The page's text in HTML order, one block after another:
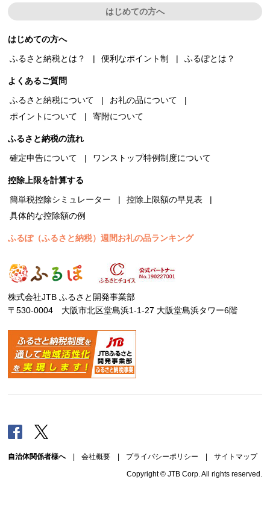
はじめての方へ
はじめての方へ
ふるさと納税とは？
便利なポイント制 ふるぽとは？
よくあるご質問
ふるさと納税について
お礼の品について
ポイントについて
寄附について
ふるさと納税の流れ
確定申告について
ワンストップ特例制度について
控除上限を計算する
簡単税控除シミュレーター
控除上限額の早見表
具体的な控除額の例
ふるぽ（ふるさと納税）週間お礼の品ランキング
株式会社JTB ふるさと開発事業部
〒530-0004 大阪市北区堂島浜1-1-27 大阪堂島浜タワー6階
Facebook
自治体関係者様へ| 会社概要 | プライバシーポリシー | サイトマップ
Copyright © JTB Corp. All rights reserved.